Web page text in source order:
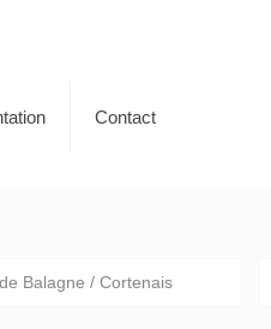
Contact
Balagne / Cortenais